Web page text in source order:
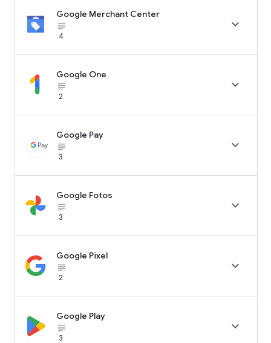
Google Merchant Center
subject_black
4

Google One
subject_black
2

Google Pay
subject_black
3

Google Fotos
subject_black
3

Google Pixel
subject_black
2

Google Play
subject_black
3
